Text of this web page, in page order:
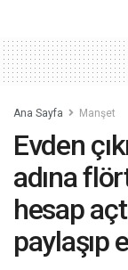
Ana Sayfa Manşet
Evden
adına
hesap
paylaşıp